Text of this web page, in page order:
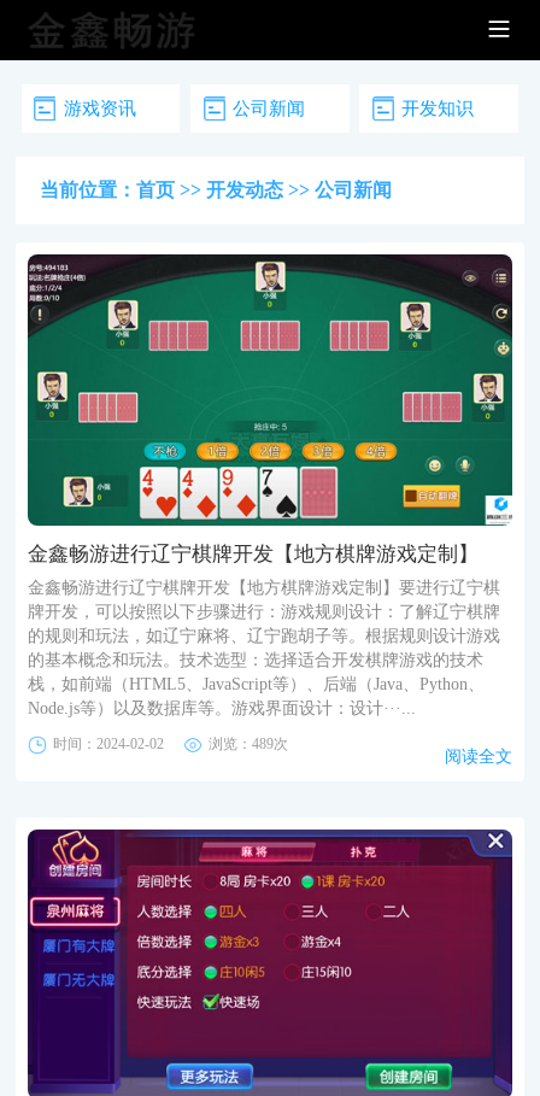
游戏资讯 公司新闻 开发知识
当前位置：首页 >>开发动态 >>公司新闻
金鑫畅游进行辽宁棋牌开发【地方棋牌游戏定制】
金鑫畅游进行辽宁棋牌开发【地方棋牌游戏定制】要进行辽宁棋
牌开发，可以按照以下步骤进行：游戏规则设计：了解辽宁棋牌
的规则和玩法，如辽宁麻将、辽宁跑胡子等。根据规则设计游戏
的基本概念和玩法。技术选型：选择适合开发棋牌游戏的技术
栈，如前端（HTML5、JavaScript等）、后端（Java、Python、
Node.js等）以及数据库等。游戏界面设计：设计···...
时间：2024-02-02 浏览：489次
阅读全文